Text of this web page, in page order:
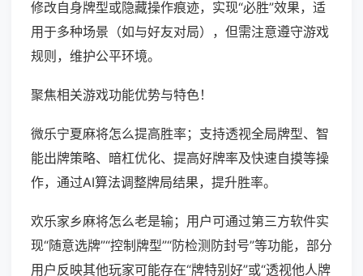
修改自身牌型或隐藏操作痕迹，实现“必胜”效果，适
用于多种场景（如与好友对局），但需注意遵守游戏
规则，维护公平环境。
聚焦相关游戏功能优势与特色！
微乐宁夏麻将怎么提高胜率；支持透视全局牌型、智
能出牌策略、暗杠优化、提高好牌率及快速自摸等操
作，通过AI算法调整牌局结果，提升胜率。
欢乐家乡麻将怎么老是输；用户可通过第三方软件实
现“随意选牌”“控制牌型”“防检测防封号”等功能，部分
用户反映其他玩家可能存在“牌特别好”或“透视他人牌